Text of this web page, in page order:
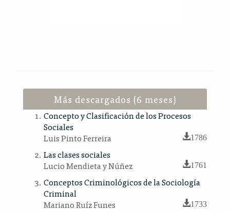
Más descargados (6 meses)
Concepto y Clasificación de los Procesos
Sociales
Luis Pinto Ferreira
1786
Las clases sociales
Lucio Mendieta y Núñez
1761
Conceptos Criminológicos de la Sociología
Criminal
Mariano Ruíz Funes
1733